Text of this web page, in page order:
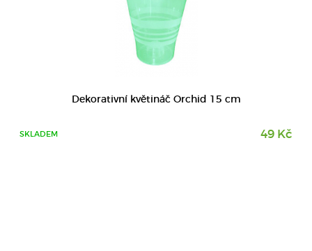
Dekorativní květináč Orchid 15 cm
SKLADEM 49 Kč